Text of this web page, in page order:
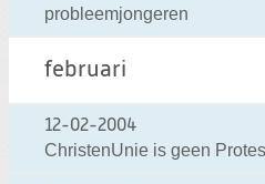
probleemjongeren
februari
12-02-2004
ChristenUnie is geen